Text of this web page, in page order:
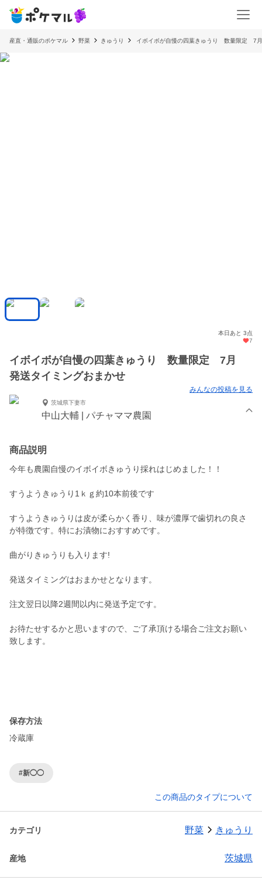
産直・通販のポケマル 野菜 きゅうり イボイボが自慢の四葉きゅうり 数量限定 7
本日あと 3点
7
イボイボが自慢の四葉きゅうり 数量限定 7月
発送タイミングおまかせ
みんなの投稿を見る
茨城県下妻市
中山大輔 | パチャママ農園
商品説明
今年も農園自慢のイボイボきゅうり採れはじめました！！
すうようきゅうり1ｋｇ約10本前後です
すうようきゅうりは皮が柔らかく香り、味が濃厚で歯切れの良さ
が特徴です。特にお漬物におすすめです。
曲がりきゅうりも入ります!
発送タイミングはおまかせとなります。
注文翌日以降2週間以内に発送予定です。
お待たせするかと思いますので、ご了承頂ける場合ご注文お願い
致します。
保存方法
冷蔵庫
#新◯◯
この商品のタイプについて
カテゴリ 野菜 きゅうり
産地 茨城県